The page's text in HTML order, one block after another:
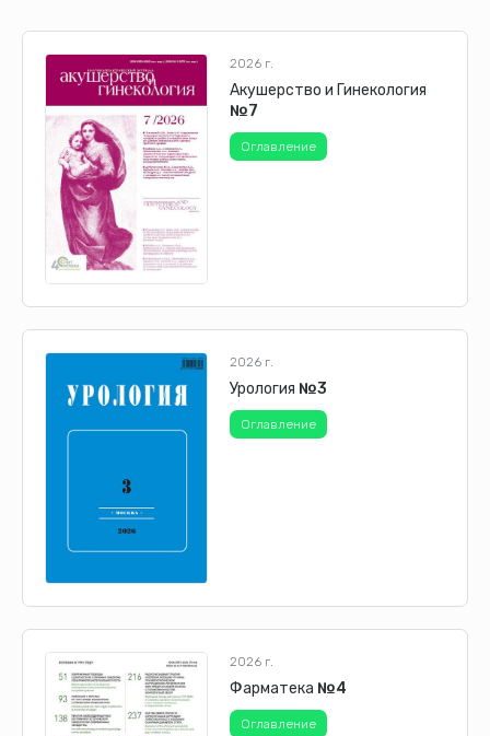
2026 г.
Акушерство и Гинекология
№7
Оглавление
2026 г.
Урология №3
Оглавление
2026 г.
Фарматека №4
Оглавление